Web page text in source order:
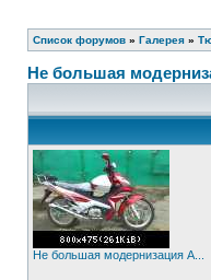
Список форумов » Галерея »
Не большая
Не большая модернизация A...